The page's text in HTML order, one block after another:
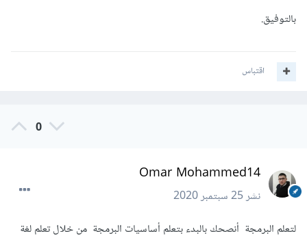
بالتوفيق.
اقتباس
0
Omar Mohammed14
نشر25 سبتمبر 2020
لتعلم البرمجة أنصحك بالبدء بتعلم أساسيات البرمجة من خلال تعلم لغة